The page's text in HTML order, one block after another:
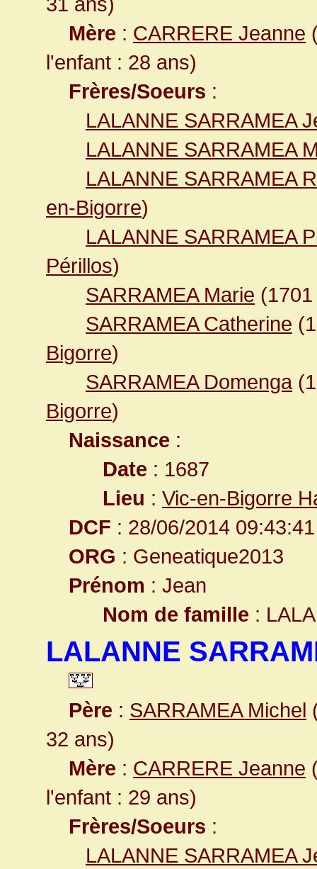
Mère : CARRERE Jeanne
l'enfant : 28 ans)
Frères/Soeurs :
LALANNE SARRAMEA
LALANNE SARRAMEA
LALANNE SARRAMEA
en-Bigorre)
LALANNE SARRAMEA
Périllos)
SARRAMEA Marie
SARRAMEA Catherine
Bigorre)
SARRAMEA Domenga
Bigorre)
Naissance :
Date : 1687
Lieu : Vic-en-Bigorre
DCF : 28/06/2014 09:43:41
ORG : Geneatique2013
Prénom : Jean
Nom de famille :
LALANNE
Père : SARRAMEA Michel
32 ans)
Mère : CARRERE Jeanne
l'enfant : 29 ans)
Frères/Soeurs :
LALANNE SARRAMEA